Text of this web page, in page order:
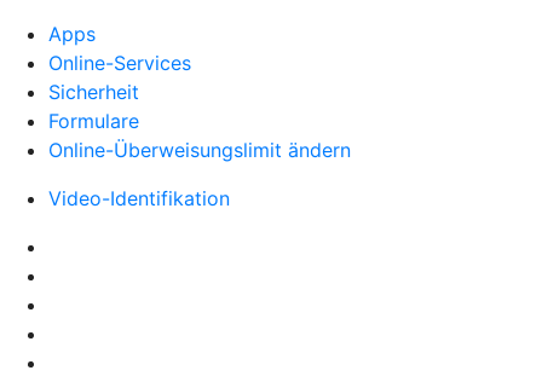
Apps
Online-Services
Sicherheit
Formulare
Online-Überweisungslimit ändern
Video-Identifikation